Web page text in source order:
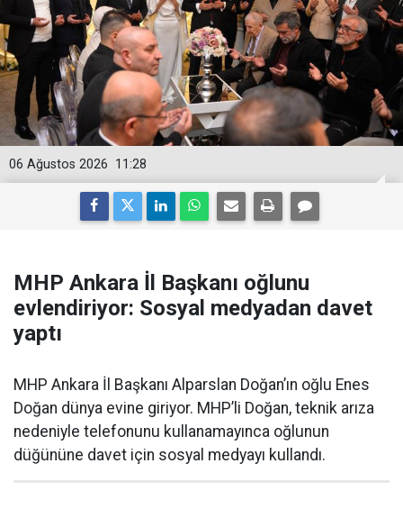
11:28
06 Ağustos 2026
MHP Ankara İl Başkanı oğlunu
evlendiriyor: Sosyal medyadan davet
yaptı
MHP Ankara İl Başkanı Alparslan Doğan’ın oğlu Enes
Doğan dünya evine giriyor. MHP’li Doğan, teknik arıza
nedeniyle telefonunu kullanamayınca oğlunun
düğününe davet için sosyal medyayı kullandı.